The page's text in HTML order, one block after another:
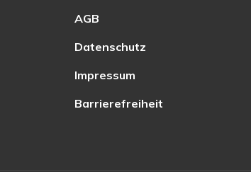
AGB
Datenschutz
Impressum
Barrierefreiheit